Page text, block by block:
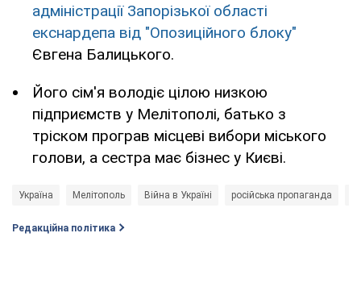
адміністрації Запорізької області
екснардепа від "Опозиційного блоку"
Євгена Балицького.
Його сім'я володіє цілою низкою
підприємств у Мелітополі, батько з
тріском програв місцеві вибори міського
голови, а сестра має бізнес у Києві.
Україна Мелітополь Війна в Україні російська пропаганда
Редакційна політика